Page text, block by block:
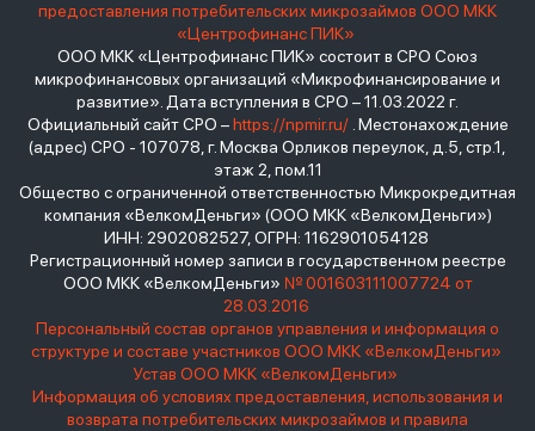
предоставления потребительских микрозаймов ООО МКК
«Центрофинанс ПИК»
ООО МКК «Центрофинанс ПИК» состоит в СРО Союз
микрофинансовых организаций «Микрофинансирование и
развитие». Дата вступления в СРО – 11.03.2022 г.
Официальный сайт СРО –https://npmir.ru/. Местонахождение
(адрес) СРО - 107078, г. Москва Орликов переулок, д.5, стр.1,
этаж 2, пом.11
Общество с ограниченной ответственностью Микрокредитная
компания «ВелкомДеньги» (ООО МКК «ВелкомДеньги»)
ИНН: 2902082527, ОГРН: 1162901054128
Регистрационный номер записи в государственном реестре
ООО МКК «ВелкомДеньги» № 001603111007724 от
28.03.2016
Персональный состав органов управления и информация о
структуре и составе участников ООО МКК «ВелкомДеньги»
Устав ООО МКК «ВелкомДеньги»
Информация об условиях предоставления, использования и
возврата потребительских микрозаймов и правила